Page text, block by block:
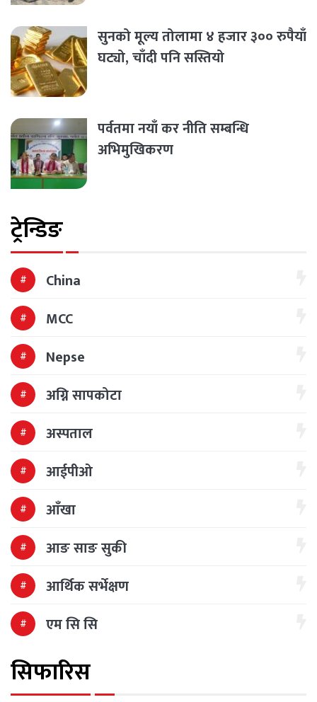
सुनको मूल्य तोलामा ४ हजार ३०० रुपैयाँ
घट्यो, चाँदी पनि सस्तियो
पर्वतमा नयाँ कर नीति सम्बन्धि
अभिमुखिकरण
ट्रेन्डिङ
China
MCC
Nepse
अग्नि सापकोटा
अस्पताल
आईपीओ
आँखा
आङ साङ सुकी
आर्थिक सर्भेक्षण
एम सि सि
सिफारिस